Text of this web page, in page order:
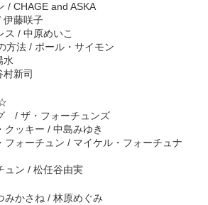
/ CHAGE and ASKA
伊藤咲子
ス / 中原めいこ
方法 / ポール・サイモン
水
村新司
/ ザ・フォーチュンズ
クッキー / 中島みゆき
フォーチュン / マイケル・フォーチュナ
ュン / 松任谷由実
みかさね / 林原めぐみ